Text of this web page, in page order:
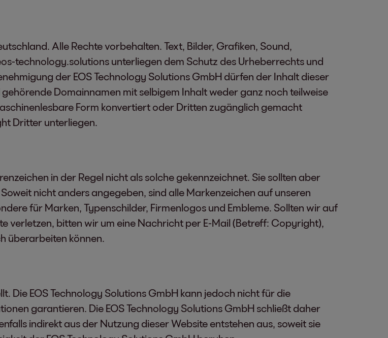
Alle Rechte vorbehalten. Text, Bilder, Grafiken, Sound,
technology.solutions unterliegen dem Schutz des Urheberrechts und
der EOS Technology Solutions GmbH dürfen der Inhalt dieser
Domainnamen mit selbigem Inhalt weder ganz noch teilweise
Form konvertiert oder Dritten zugänglich gemacht
Dritter unterliegen.
in der Regel nicht als solche gekennzeichnet. Sie sollten aber
nicht anders angegeben, sind alle Markenzeichen auf unseren
für Marken, Typenschilder, Firmenlogos und Embleme. Sollten wir auf
verletzen, bitten wir um eine Nachricht per E-Mail (Betreff: Copyright),
überarbeiten können.
Die EOS Technology Solutions GmbH kann jedoch nicht für die
garantieren. Die EOS Technology Solutions GmbH schließt daher
indirekt aus der Nutzung dieser Website entstehen aus, soweit sie